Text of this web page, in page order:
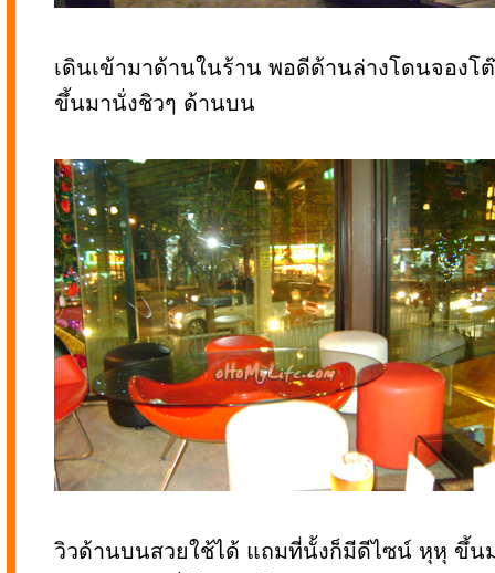
เดินเข้ามาด้านในร้าน พอดีด้านล่างโดนจองโ
ขึ้นมานั่งชิวๆ ด้านบน
วิวด้านบนสวยใช้ได้ แถมที่นั้งก็มีดีไซน์ หุหุ ขึ้น